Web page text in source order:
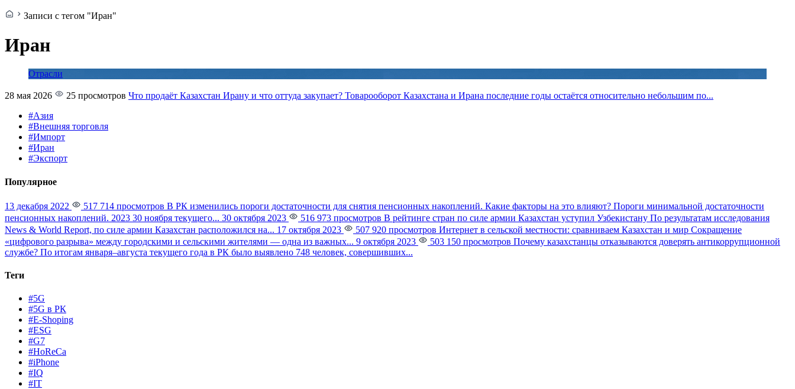
Записи с тегом "Иран"
Иран
Отрасли
28 мая 2026 25 просмотров Что продаёт Казахстан Ирану и что оттуда закупает? Товарооборот Казахстана и Ирана последние годы остаётся относительно небольшим по...
#Азия
#Внешняя торговля
#Импорт
#Иран
#Экспорт
Популярное
13 декабря 2022 517 714 просмотров В РК изменились пороги достаточности для снятия пенсионных накоплений. Какие факторы на это влияют? Пороги минимальной достаточности
пенсионных накоплений. 2023 30 ноября текущего... 30 октября 2023 516 973 просмотров В рейтинге стран по силе армии Казахстан уступил Узбекистану По результатам исследования
News & World Report, по силе армии Казахстан расположился на... 17 октября 2023 507 920 просмотров Интернет в сельской местности: сравниваем Казахстан и мир Сокращение
«цифрового разрыва» между городскими и сельскими жителями — одна из важных... 9 октября 2023 503 150 просмотров Почему казахстанцы отказываются доверять антикоррупционной
службе? По итогам января–августа текущего года в РК было выявлено 748 человек, совершивших...
Теги
#5G
#5G в РК
#E-Shoping
#ESG
#G7
#HoReCa
#iPhone
#IQ
#IT